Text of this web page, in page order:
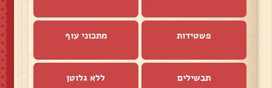
פשטידות מתכוני עוף
תבשילים ללא גלוטן